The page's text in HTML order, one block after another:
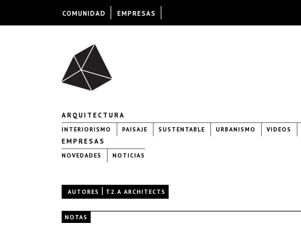
ARQUITECTURA
INTERIORISMO PAISAJE SUSTENTABLE URBANISMO VIDEOS
EMPRESAS
NOVEDADES NOTICIAS
AUTORES | T2.A ARCHITECTS
NOTAS
COMUNIDAD EMPRESAS